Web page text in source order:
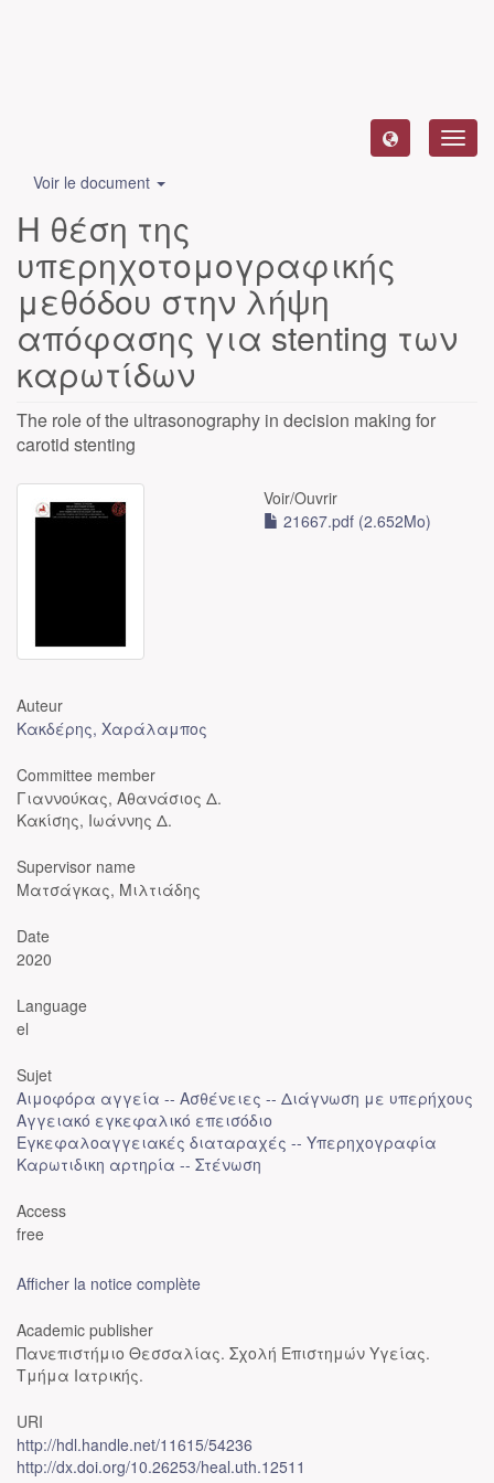
Voir le document
Η θέση της
υπερηχοτομογραφικής
μεθόδου στην λήψη
απόφασης για stenting των
καρωτίδων
The role of the ultrasonography in decision making for
carotid stenting
Voir/Ouvrir
21667.pdf (2.652Mo)
Auteur
Κακδέρης, Χαράλαμπος
Committee member
Γιαννούκας, Αθανάσιος Δ.
Κακίσης, Ιωάννης Δ.
Supervisor name
Ματσάγκας, Μιλτιάδης
Date
2020
Language
el
Sujet
Αιμοφόρα αγγεία -- Ασθένειες -- Διάγνωση με υπερήχους
Αγγειακό εγκεφαλικό επεισόδιο
Εγκεφαλοαγγειακές διαταραχές -- Υπερηχογραφία
Καρωτιδικη αρτηρία -- Στένωση
Access
free
Afficher la notice complète
Academic publisher
Πανεπιστήμιο Θεσσαλίας. Σχολή Επιστημών Υγείας.
Τμήμα Ιατρικής.
URI
http://hdl.handle.net/11615/54236
http://dx.doi.org/10.26253/heal.uth.12511